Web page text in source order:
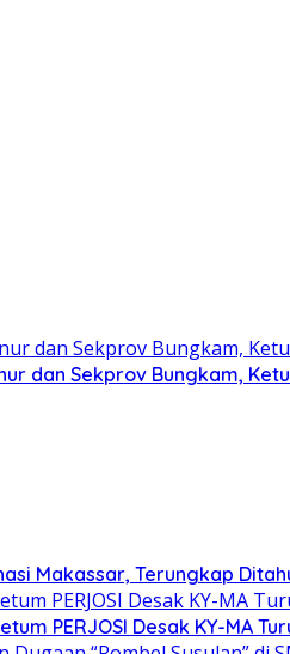
dan Sekprov Bungkam,
Makassar, Terungkap
PERJOSI Desak KY-MA